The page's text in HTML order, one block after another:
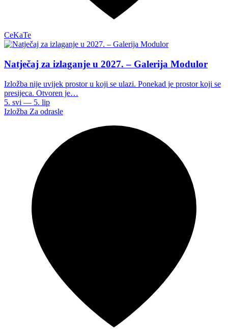
CeKaTe
Natječaj za izlaganje u 2027. – Galerija Modulor
Izložba nije uvijek prostor u koji se ulazi. Ponekad je prostor koji se
presijeca. Otvoren je…
5. svi — 5. lip
Izložba Za odrasle